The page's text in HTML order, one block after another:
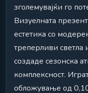
зголемувајќи го
Визуелната
естетика со
треперливи светла
создаде сезонска
комплексност.
обложување од